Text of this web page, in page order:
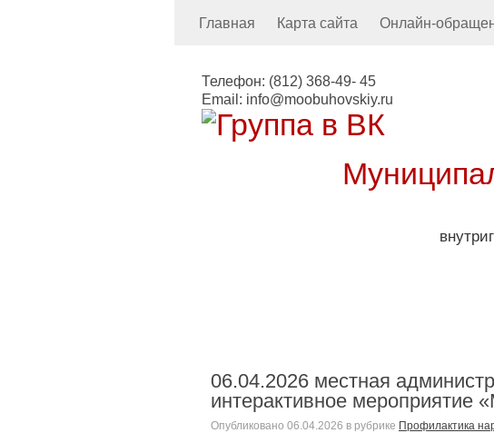
Главная Карта сайта Онлайн-
Телефон: (812) 368-49- 45
Email: info@moobuhovskiy.ru
06.04.2026 местная
интерактивное мероприятие
Опубликовано 06.04.2026 в рубрике Профилактика